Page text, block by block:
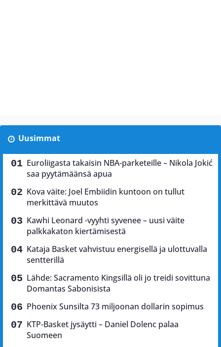
Uusimmat
Euroliigasta takaisin NBA-parketeille – Nikola Jokić
saa pyytämäänsä apua
Kova väite: Joel Embiidin kuntoon on tullut
merkittävä muutos
Kawhi Leonard -vyyhti syvenee – uusi väite
palkkakaton kiertämisestä
Kataja Basket vahvistuu energisellä ja ulottuvalla
sentterillä
Lähde: Sacramento Kingsillä oli jo treidi sovittuna
Domantas Sabonisista
Phoenix Sunsilta 73 miljoonan dollarin sopimus
KTP-Basket jysäytti – Daniel Dolenc palaa
Suomeen